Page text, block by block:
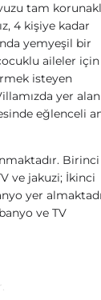
tam
4 kişiye kadar
yemyeşil bir
aileler için
isteyen
yer alan
eğlenceli
Birinci
ve jakuzi; İkinci
yer
ve TV